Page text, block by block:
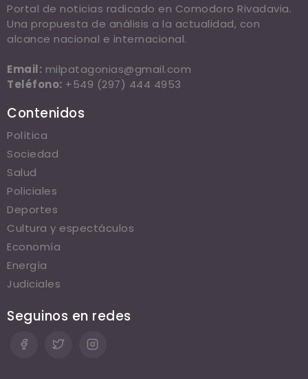
Portal de noticias radicado en Comodoro Rivadavia.
Una propuesta de análisis a la actualidad, con
alcance nacional e internacional.
Email: milpatagonias@gmail.com
Teléfono: +549 (297) 444 4953
Contenidos
Política
Sociedad
Salud
Policiales
Deportes
Cultura y espectáculos
Economía
Energía
Judiciales
Seguinos en redes